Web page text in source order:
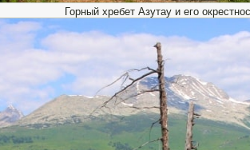
Горный хребет Азутау и его